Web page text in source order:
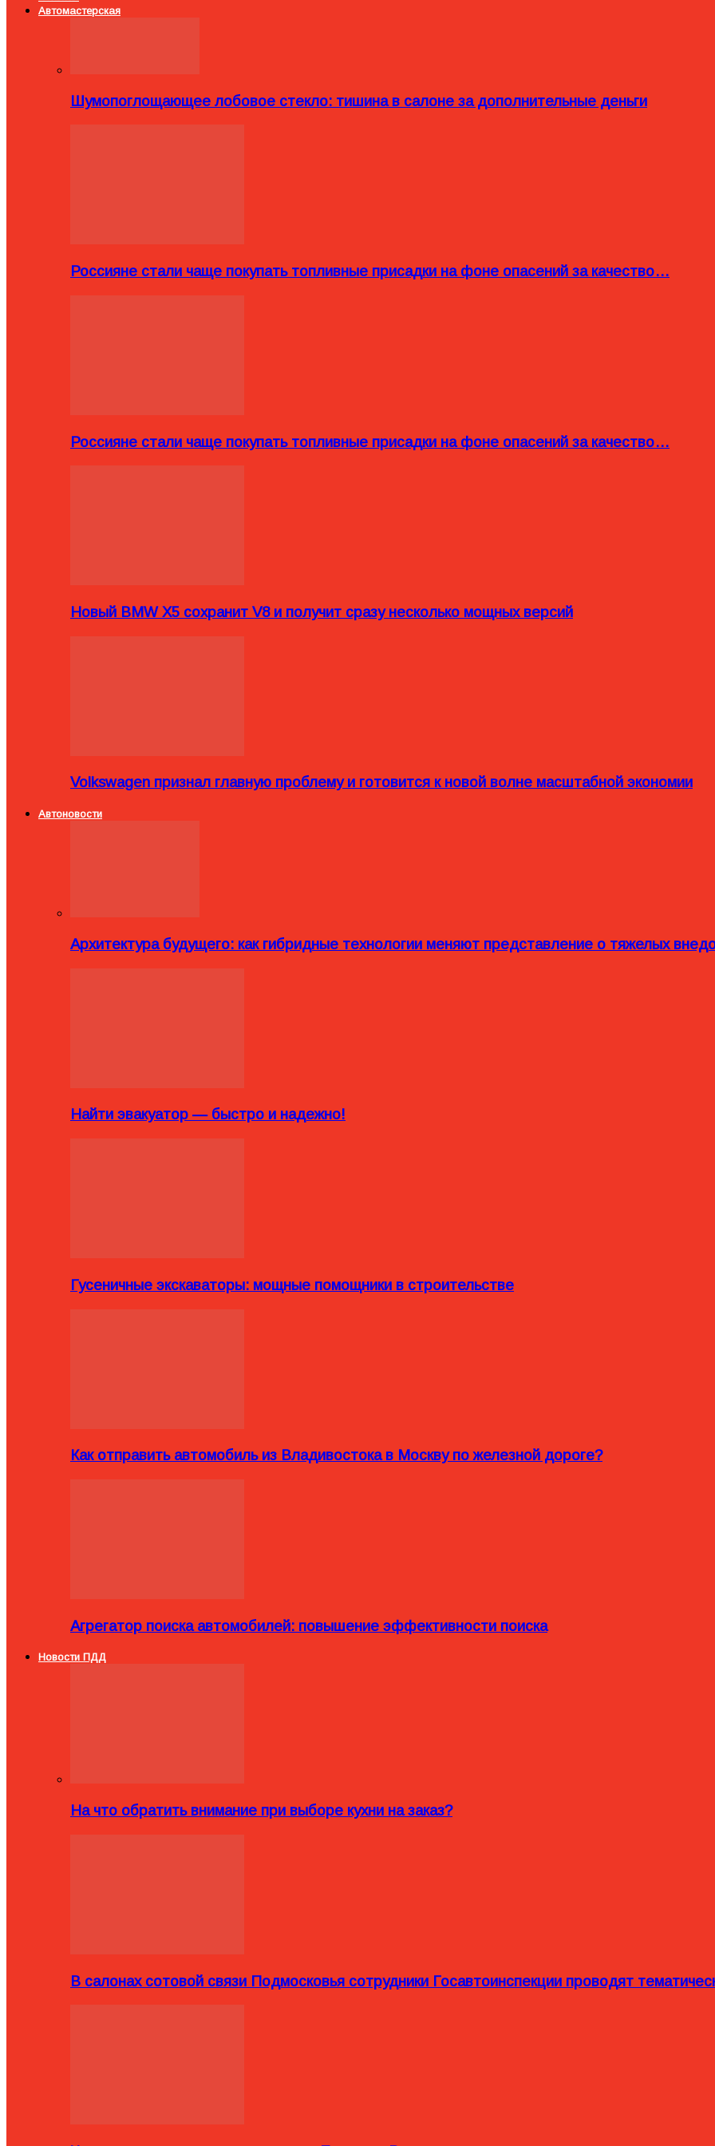
Автомастерская
Шумопоглощающее лобовое стекло: тишина в салоне за дополнительные деньги
Россияне стали чаще покупать топливные присадки на фоне опасений за качество…
Россияне стали чаще покупать топливные присадки на фоне опасений за качество…
Новый BMW X5 сохранит V8 и получит сразу несколько мощных версий
Volkswagen признал главную проблему и готовится к новой волне масштабной экономии
Автоновости
Архитектура будущего: как гибридные технологии меняют представление о тяжелых
Найти эвакуатор — быстро и надежно!
Гусеничные экскаваторы: мощные помощники в строительстве
Как отправить автомобиль из Владивостока в Москву по железной дороге?
Агрегатор поиска автомобилей: повышение эффективности поиска
Новости ПДД
На что обратить внимание при выборе кухни на заказ?
В салонах сотовой связи Подмосковья сотрудники Госавтоинспекции проводят